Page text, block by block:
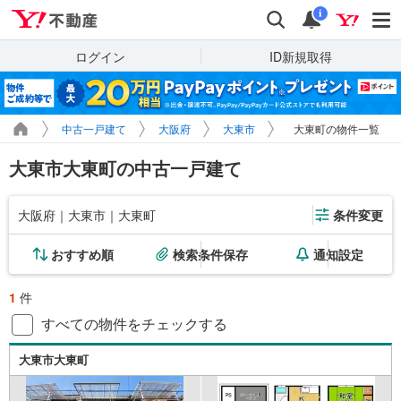
検索 通知
i
ログイン ID新規取得
中古一戸建て 大阪府 大東市 大東町の物件一覧
大東市大東町の中古一戸建て
大阪府｜大東市｜大東町 条件変更
おすすめ順 検索条件保存 通知設定
1 件
すべての物件をチェックする
大東市大東町